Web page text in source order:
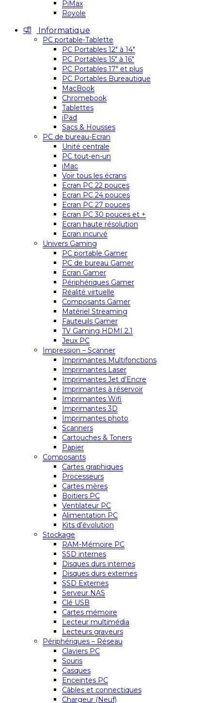
PiMax
Royole
Informatique
PC portable-Tablette
PC Portables 12″ à 14″
PC Portables 15″ à 16″
PC Portables 17″ et plus
PC Portables Bureautique
MacBook
Chromebook
Tablettes
iPad
Sacs & Housses
PC de bureau-Ecran
Unité centrale
PC tout-en-un
iMac
Voir tous les écrans
Ecran PC 22 pouces
Ecran PC 24 pouces
Ecran PC 27 pouces
Ecran PC 30 pouces et +
Ecran haute résolution
Ecran incurvé
Univers Gaming
PC portable Gamer
PC de bureau Gamer
Ecran Gamer
Périphériques Gamer
Réalité virtuelle
Composants Gamer
Matériel Streaming
Fauteuils Gamer
TV Gaming HDMI 2.1
Jeux PC
Impression – Scanner
Imprimantes Multifonctions
Imprimantes Laser
Imprimantes Jet d’Encre
Imprimantes à réservoir
Imprimantes Wifi
Imprimantes 3D
Imprimantes photo
Scanners
Cartouches & Toners
Papier
Composants
Cartes graphiques
Processeurs
Cartes mères
Boitiers PC
Ventilateur PC
Alimentation PC
Kits d’évolution
Stockage
RAM-Mémoire PC
SSD internes
Disques durs internes
Disques durs externes
SSD Externes
Serveur NAS
Clé USB
Cartes mémoire
Lecteur multimédia
Lecteurs graveurs
Périphériques – Réseau
Claviers PC
Souris
Casques
Enceintes PC
Câbles et connectiques
Chargeur (Neuf)